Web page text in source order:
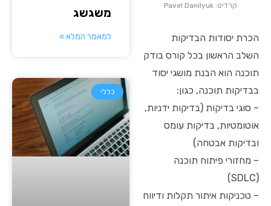
קרדיט: Pavel Danilyuk
הכרת יסודות הבדיקות
השלב הראשון בכל קורס בודק
תוכנה הוא הבנת מושגי יסוד
בבדיקות תוכנה, כגון:
– סוגי בדיקות (בדיקות ידניות,
אוטומטיות, בדיקות עומס
ובדיקות אבטחה)
– מחזורי פיתוח תוכנה
(SDLC)
– טכניקות איתור תקלות ודיווח
משגשג
למאמר המלא »
כללי